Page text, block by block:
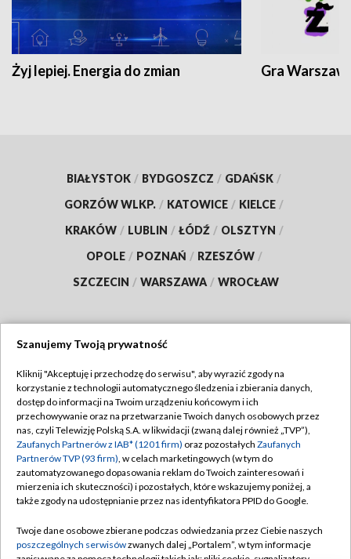
Żyj lepiej. Energia do zmian Gra
BIAŁYSTOK / BYDGOSZCZ / GDAŃSK /
GORZÓW WLKP. / KATOWICE / KIELCE /
KRAKÓW / LUBLIN / ŁÓDŹ / OLSZTYN /
OPOLE / POZNAŃ / RZESZÓW /
SZCZECIN / WARSZAWA / WROCŁAW
TVP
Abonament TVP
Emisja w TVP
Centrum informacji TVP
Naziemna Telewizja Cyfrowa
Rada Programowa
Regulamin TVP
Polityka prywatności
Moje zgody
Pomoc
Kontakt
Szanujemy Twoją prywatność
Kliknij "Akceptuję i przechodzę do serwisu", aby wyrazić zgody na
korzystanie z technologii automatycznego śledzenia i zbierania danych,
dostęp do informacji na Twoim urządzeniu końcowym i ich
przechowywanie oraz na przetwarzanie Twoich danych osobowych przez
nas, czyli Telewizję Polską S.A. w likwidacji (zwaną dalej również „TVP”),
Zaufanych Partnerów z IAB* (1201 firm) oraz pozostałych Zaufanych
Partnerów TVP (93 firm), w celach marketingowych (w tym do
zautomatyzowanego dopasowania reklam do Twoich zainteresowań i
mierzenia ich skuteczności) i pozostałych, które wskazujemy poniżej, a
także zgody na udostępnianie przez nas identyfikatora PPID do Google.
Twoje dane osobowe zbierane podczas odwiedzania przez Ciebie naszych
poszczególnych serwisówzwanych dalej „Portalem”, w tym informacje